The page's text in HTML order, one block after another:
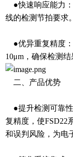
●快速响应能力：
线的检测节拍要求。
●优异重复精度
10μm，确保检测
二、产品优势
●提升检测可靠性
复精度，使FSD22
和误判风险，为电